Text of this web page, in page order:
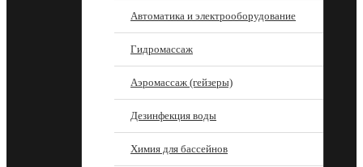
Автоматика и электрооборудование
Гидромассаж
Аэромассаж (гейзеры)
Дезинфекция воды
Химия для бассейнов